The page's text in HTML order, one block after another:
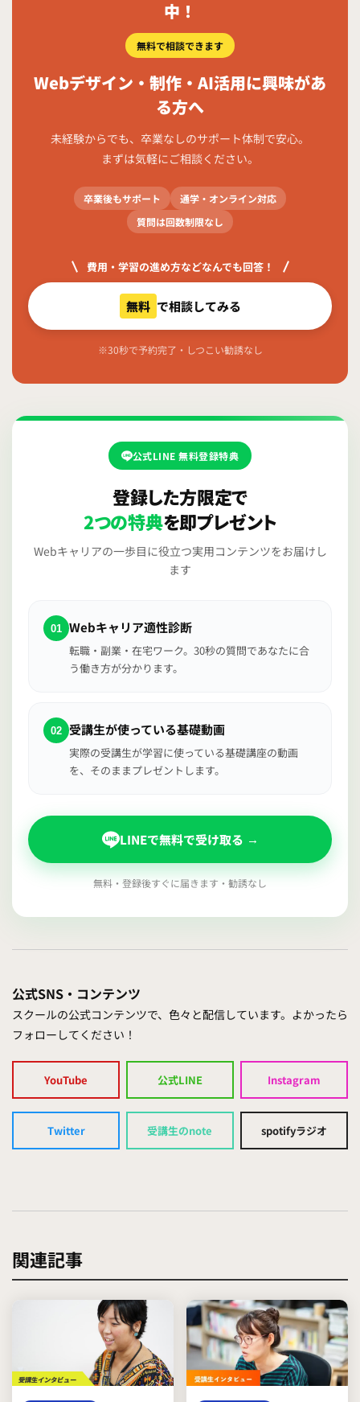
中！
無料で相談できます
Webデザイン・制作・AI活用に興味があ
る方へ
未経験からでも、卒業なしのサポート体制で安心。
まずは気軽にご相談ください。
卒業後もサポート
通学・オンライン対応
質問は回数制限なし
費用・学習の進め方などなんでも回答！
無料 で相談してみる
※30秒で予約完了・しつこい勧誘なし
公式LINE 無料登録特典
登録した方限定で
2つの特典を即プレゼント
Webキャリアの一歩目に役立つ実用コンテンツをお届けし
ます
01 Webキャリア適性診断
転職・副業・在宅ワーク。30秒の質問であなたに合
う働き方が分かります。
02 受講生が使っている基礎動画
実際の受講生が学習に使っている基礎講座の動画
を、そのままプレゼントします。
LINEで無料で受け取る →
無料・登録後すぐに届きます・勧誘なし
公式SNS・コンテンツ
スクールの公式コンテンツで、色々と配信しています。よかったら
フォローしてください！
YouTube 公式LINE Instagram
Twitter 受講生のnote spotifyラジオ
関連記事